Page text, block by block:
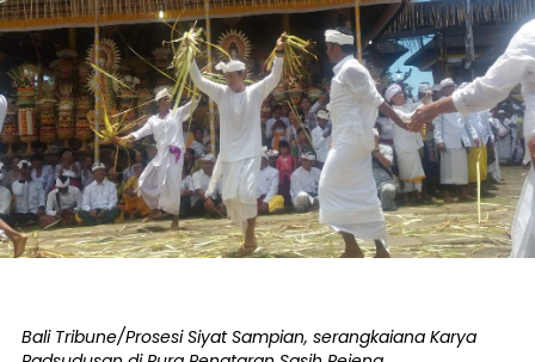
Bali Tribune/Prosesi Siyat Sampian, serangkaiana Karya